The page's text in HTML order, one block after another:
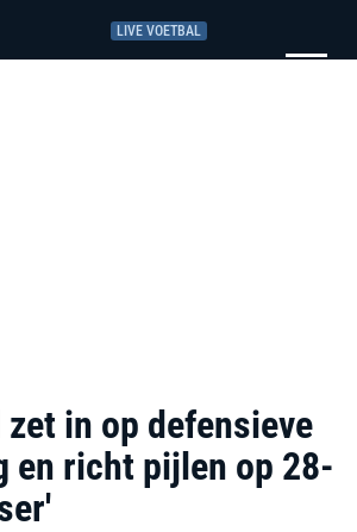
LIVE VOETBAL
zet in op defensieve
en richt pijlen op 28-